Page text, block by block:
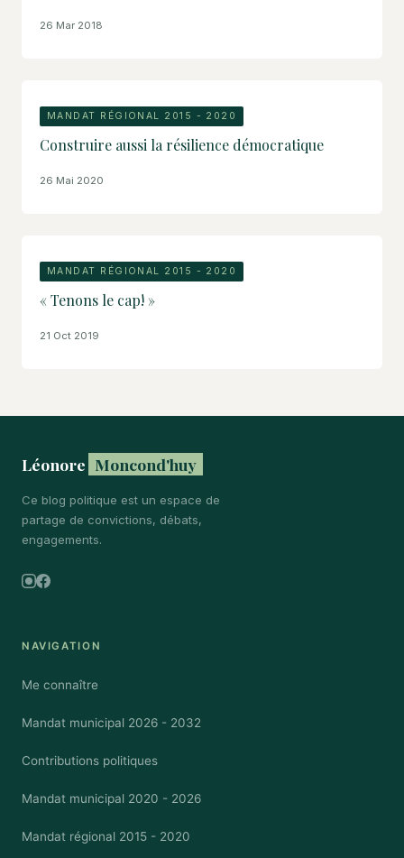
26 Mar 2018
MANDAT RÉGIONAL 2015 - 2020
Construire aussi la résilience démocratique
26 Mai 2020
MANDAT RÉGIONAL 2015 - 2020
« Tenons le cap! »
21 Oct 2019
Léonore Moncond'huy
Ce blog politique est un espace de
partage de convictions, débats,
engagements.
Instagram
Facebook
NAVIGATION
Me connaître
Mandat municipal 2026 - 2032
Contributions politiques
Mandat municipal 2020 - 2026
Mandat régional 2015 - 2020